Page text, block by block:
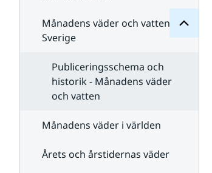
Månadens väder och vatten i
Sverige
Publiceringsschema och
historik - Månadens väder
och vatten
Månadens väder i världen
Årets och årstidernas väder